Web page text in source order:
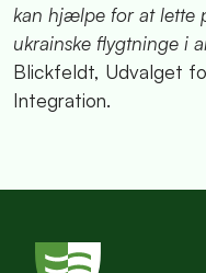
kan hjælpe for at lette
ukrainske flygtninge i
Blickfeldt, Udvalget
Integration.